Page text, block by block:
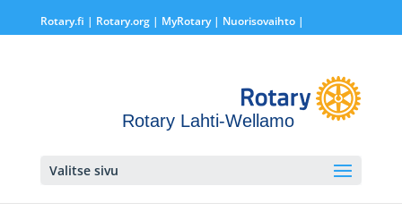
Rotary.fi | Rotary.org| MyRotary | Nuorisovaihto|
Rotary Lahti-Wellamo
Valitse sivu